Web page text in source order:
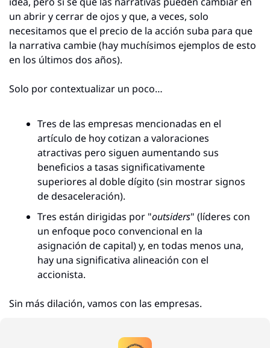
un abrir y cerrar de ojos y que, a veces, solo
necesitamos que el precio de la acción suba para que
la narrativa cambie (hay muchísimos ejemplos de esto
en los últimos dos años).
Solo por contextualizar un poco…
Tres de las empresas mencionadas en el
artículo de hoy cotizan a valoraciones
atractivas pero siguen aumentando sus
beneficios a tasas significativamente
superiores al doble dígito (sin mostrar signos
de desaceleración).
Tres están dirigidas por "outsiders" (líderes con
un enfoque poco convencional en la
asignación de capital) y, en todas menos una,
hay una significativa alineación con el
accionista.
Sin más dilación, vamos con las empresas.